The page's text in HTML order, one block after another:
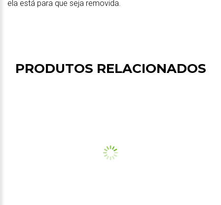
ela está para que seja removida.
PRODUTOS RELACIONADOS